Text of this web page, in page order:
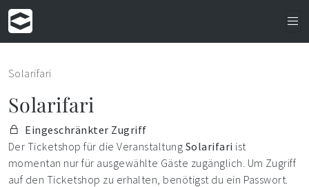
Solarifari
Solarifari
Eingeschränkter Zugriff
Der Ticketshop für die Veranstaltung Solarifari ist
momentan nur für ausgewählte Gäste zugänglich. Um Zugriff
auf den Ticketshop zu erhalten, benötigst du ein Passwort.